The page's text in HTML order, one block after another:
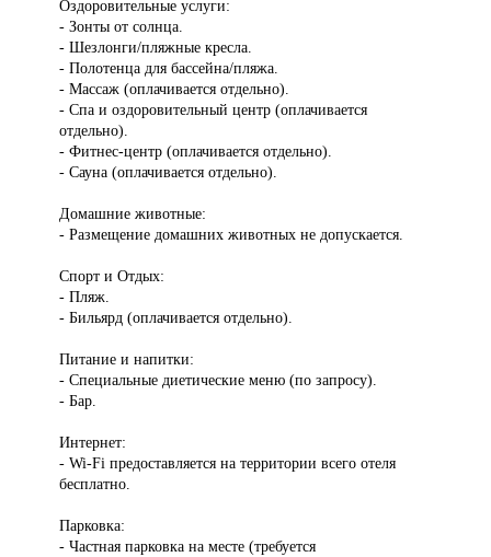
Оздоровительные услуги:
- Зонты от солнца.
- Шезлонги/пляжные кресла.
- Полотенца для бассейна/пляжа.
- Массаж (оплачивается отдельно).
- Спа и оздоровительный центр (оплачивается
отдельно).
- Фитнес-центр (оплачивается отдельно).
- Сауна (оплачивается отдельно).
Домашние животные:
- Размещение домашних животных не допускается.
Спорт и Отдых:
- Пляж.
- Бильярд (оплачивается отдельно).
Питание и напитки:
- Специальные диетические меню (по запросу).
- Бар.
Интернет:
- Wi-Fi предоставляется на территории всего отеля
бесплатно.
Парковка:
- Частная парковка на месте (требуется